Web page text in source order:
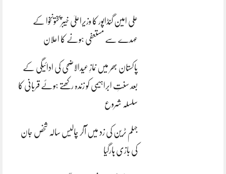
علی امین گنڈاپور کا وزیراعلیٰ خیبرپختونخوا کے
عہدے سے مستعفی ہونے کا اعلان
پاکستان بھر میں نمازِ عیدالاضحی کی ادائیگی کے
بعد سنتِ ابراہیمی کو زندہ رکھتے ہوئے قربانی کا
سلسلہ شروع
جہلم ٹرین کی زد میں آکر چالیس سالہ شخص جان
کی بازی ہارگیا